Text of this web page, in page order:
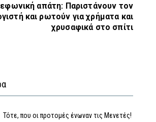
απάτη: Παριστάνουν τον
και ρωτούν για χρήματα και
χρυσαφικά στο σπίτι
Τότε, που οι προτομές ένωναν τις Μενετές!